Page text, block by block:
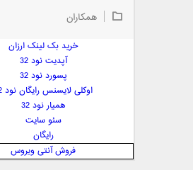
بابک مافی
بهنام صفوی
پارسا چیلیک
همکاران
خرید بک لینک ارزان
آپدیت نود 32
پسورد نود 32
اوکلی لایسنس رایگان نود 32
همیار نود 32
سئو سایت
رایگان
فروش آنتی ویروس